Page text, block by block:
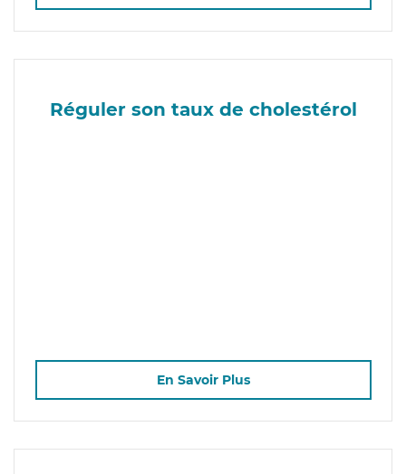
Réguler son taux de cholestérol
En Savoir Plus